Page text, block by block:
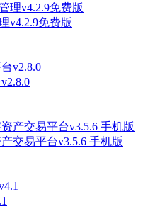
v4.2.9免费版
交易平台v3.5.6 手机版